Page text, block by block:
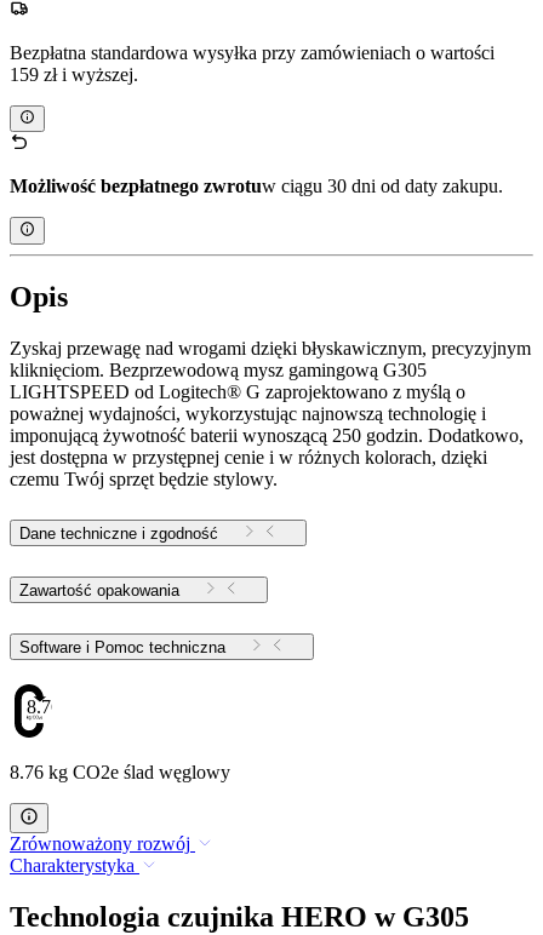
Bezpłatna standardowa wysyłka przy zamówieniach o wartości
159 zł i wyższej.
Możliwość bezpłatnego zwrotuw ciągu 30 dni od daty zakupu.
Opis
Zyskaj przewagę nad wrogami dzięki błyskawicznym, precyzyjnym
kliknięciom. Bezprzewodową mysz gamingową G305
LIGHTSPEED od Logitech® G zaprojektowano z myślą o
poważnej wydajności, wykorzystując najnowszą technologię i
imponującą żywotność baterii wynoszącą 250 godzin. Dodatkowo,
jest dostępna w przystępnej cenie i w różnych kolorach, dzięki
czemu Twój sprzęt będzie stylowy.
Dane techniczne i zgodność
Zawartość opakowania
Software i Pomoc techniczna
8.76
8.76 kg CO2e ślad węglowy
Zrównoważony rozwój
Charakterystyka
Technologia czujnika HERO w G305